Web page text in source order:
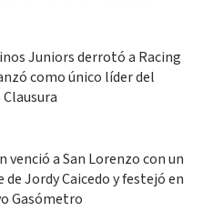
Juniors derrotó a Racing
como único líder del
venció a San Lorenzo con un
Jordy Caicedo y festejó en
Gasómetro